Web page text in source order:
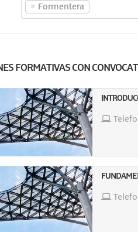
× Formentera
FORMATIVAS CON